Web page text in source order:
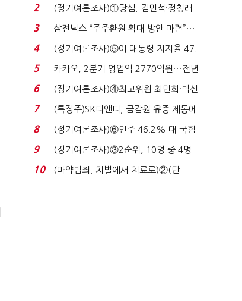
청래 '초접전'...
2
(정기여론조사)①당심, 김민석·정청래
'초접전'…대통령 ...
3
삼전닉스 “주주환원 확대 방안 마련”…
로이터에 성명...
4
(정기여론조사)⑤이 대통령 지지율 47.
7%…일주일 만에 ...
5
카카오, 2분기 영업익 2770억원…전년
비 36% 증가...
6
(정기여론조사)④최고위원 최민희·박선
원 '양강'…서미...
7
(특징주)SK디앤디, 금감원 유증 제동에
장 초반 상한가...
8
(정기여론조사)⑥민주 46.2% 대 국힘
31.0%…오차범위 밖 ...
9
(정기여론조사)③2순위, 10명 중 4명
'송영길'…정청래 '한 ...
10
(마약범죄, 처벌에서 치료로)②(단